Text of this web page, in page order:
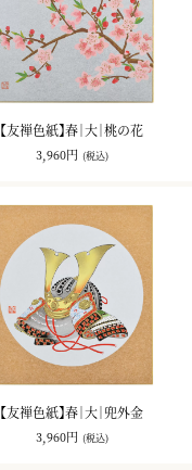
【友禅色紙】春｜大｜桃の花
3,960円 (税込)
【友禅色紙】春｜大｜兜外金
3,960円 (税込)